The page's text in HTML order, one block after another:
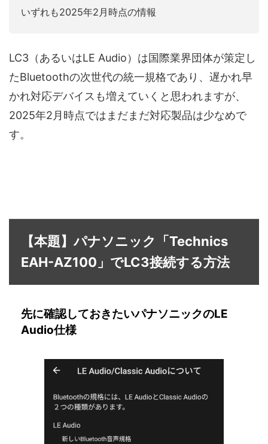
いずれも2025年2月時点の情報
LC3（あるいはLE Audio）は国際業界団体が策定し
たBluetoothの次世代の統一規格であり、遅かれ早
かれ対応デバイスも増えていくと思われますが、
2025年2月時点ではまだまだ対応製品は少なめで
す。
【本題】パナソニック「Technics
EAH-AZ100」でLC3接続する方法
先に確認しておきたいパナソニックのLE
Audio仕様